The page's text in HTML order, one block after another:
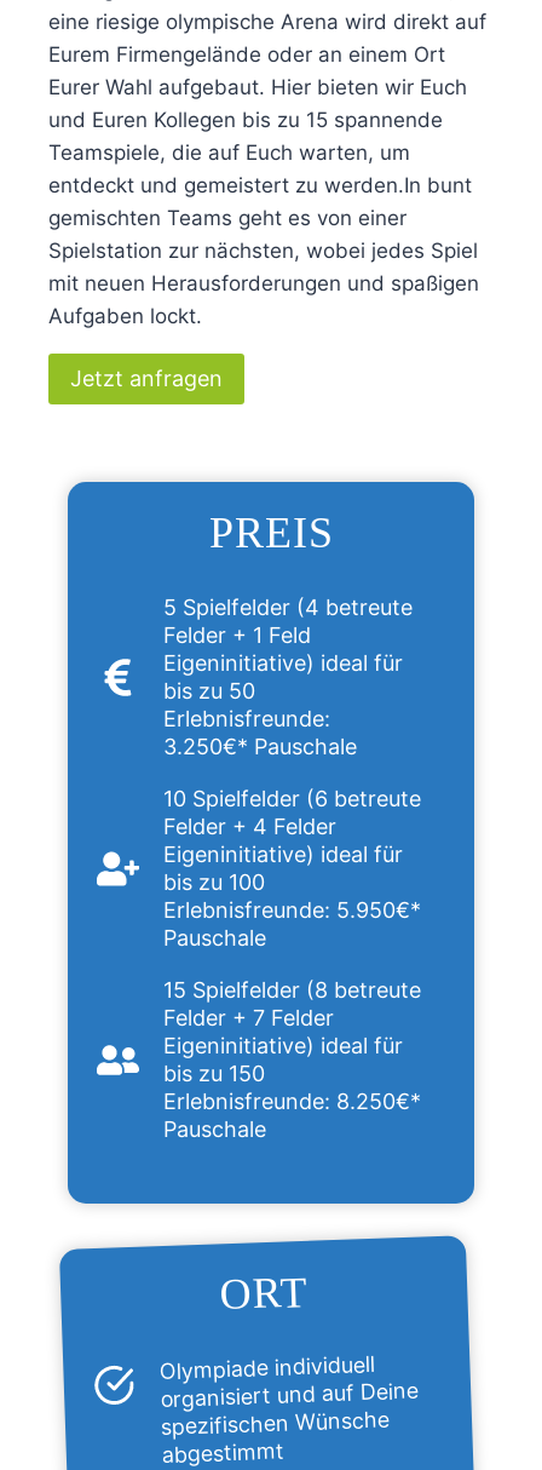
eine riesige olympische Arena wird direkt auf
Eurem Firmengelände oder an einem Ort
Eurer Wahl aufgebaut. Hier bieten wir Euch
und Euren Kollegen bis zu 15 spannende
Teamspiele, die auf Euch warten, um
entdeckt und gemeistert zu werden.In bunt
gemischten Teams geht es von einer
Spielstation zur nächsten, wobei jedes Spiel
mit neuen Herausforderungen und spaßigen
Aufgaben lockt.
Jetzt anfragen
PREIS
5 Spielfelder (4 betreute
Felder + 1 Feld
Eigeninitiative) ideal für
bis zu 50
Erlebnisfreunde:
3.250€* Pauschale
10 Spielfelder (6 betreute
Felder + 4 Felder
Eigeninitiative) ideal für
bis zu 100
Erlebnisfreunde: 5.950€*
Pauschale
15 Spielfelder (8 betreute
Felder + 7 Felder
Eigeninitiative) ideal für
bis zu 150
Erlebnisfreunde: 8.250€*
Pauschale
ORT
Olympiade individuell
organisiert und auf Deine
spezifischen Wünsche
abgestimmt